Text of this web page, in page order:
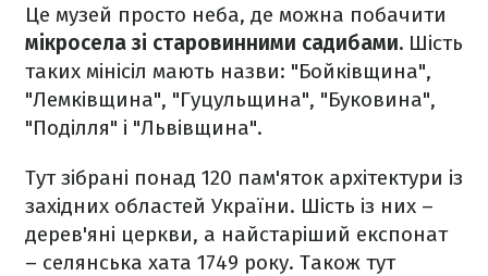
Це музей просто неба, де можна побачити
мікросела зі старовинними садибами. Шість
таких мінісіл мають назви: "Бойківщина",
"Лемківщина", "Гуцульщина", "Буковина",
"Поділля" і "Львівщина".
Тут зібрані понад 120 пам'яток архітектури із
західних областей України. Шість із них –
дерев'яні церкви, а найстаріший експонат
– селянська хата 1749 року. Також тут